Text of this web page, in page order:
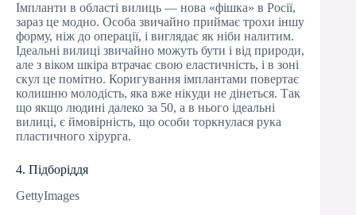
Імпланти в області вилиць — нова «фішка» в Росії,
зараз це модно. Особа звичайно приймає трохи іншу
форму, ніж до операції, і виглядає як ніби налитим.
Ідеальні вилиці звичайно можуть бути і від природи,
але з віком шкіра втрачає свою еластичність, і в зоні
скул це помітно. Коригування імплантами повертає
колишню молодість, яка вже нікуди не дінеться. Так
що якщо людині далеко за 50, а в нього ідеальні
вилиці, є ймовірність, що особи торкнулася рука
пластичного хірурга.
4. Підборіддя
GettyImages